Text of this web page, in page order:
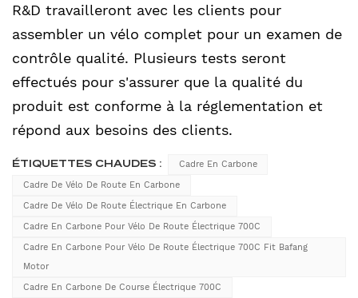
R&D travailleront avec les clients pour
assembler un vélo complet pour un examen de
contrôle qualité. Plusieurs tests seront
effectués pour s'assurer que la qualité du
produit est conforme à la réglementation et
répond aux besoins des clients.
ÉTIQUETTES CHAUDES :
Cadre En Carbone
Cadre De Vélo De Route En Carbone
Cadre De Vélo De Route Électrique En Carbone
Cadre En Carbone Pour Vélo De Route Électrique 700C
Cadre En Carbone Pour Vélo De Route Électrique 700C Fit Bafang
Motor
Cadre En Carbone De Course Électrique 700C